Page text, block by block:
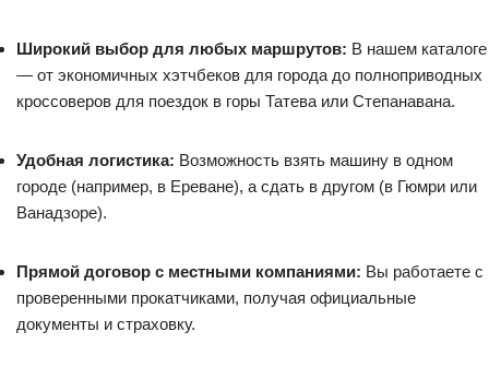
Широкий выбор для любых маршрутов: В нашем каталоге
— от экономичных хэтчбеков для города до полноприводных
кроссоверов для поездок в горы Татева или Степанавана.
Удобная логистика: Возможность взять машину в одном
городе (например, в Ереване), а сдать в другом (в Гюмри или
Ванадзоре).
Прямой договор с местными компаниями: Вы работаете с
проверенными прокатчиками, получая официальные
документы и страховку.